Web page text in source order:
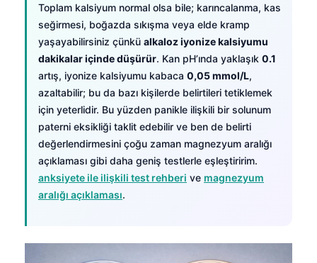
Toplam kalsiyum normal olsa bile; karıncalanma, kas
seğirmesi, boğazda sıkışma veya elde kramp
yaşayabilirsiniz çünkü alkaloz iyonize kalsiyumu
dakikalar içinde düşürür. Kan pH’ında yaklaşık 0.1
artış, iyonize kalsiyumu kabaca 0,05 mmol/L,
azaltabilir; bu da bazı kişilerde belirtileri tetiklemek
için yeterlidir. Bu yüzden panikle ilişkili bir solunum
paterni eksikliği taklit edebilir ve ben de belirti
değerlendirmesini çoğu zaman magnezyum aralığı
açıklaması gibi daha geniş testlerle eşleştiririm.
anksiyete ile ilişkili test rehberi ve magnezyum
aralığı açıklaması.